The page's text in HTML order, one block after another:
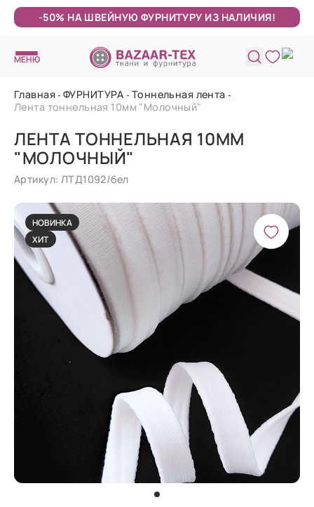
-50% НА ШВЕЙНУЮ ФУРНИТУРУ ИЗ НАЛИЧИЯ!
МЕНЮ
Главная ФУРНИТУРА
Тоннельная лента
Лента тоннельная 10мм "Молочный"
ЛЕНТА ТОННЕЛЬНАЯ 10ММ
"МОЛОЧНЫЙ"
Артикул: ЛТД1092/бел
НОВИНКА
ХИТ